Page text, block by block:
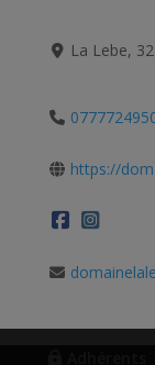
La Lebe,
https://